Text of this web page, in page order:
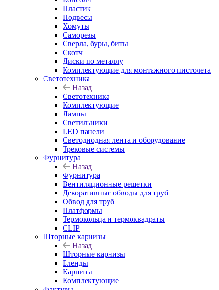
Пластик
Подвесы
Хомуты
Саморезы
Сверла, буры, биты
Скотч
Диски по металлу
Комплектующие для монтажного пистолета
Светотехника
Назад
Светотехника
Комплектующие
Лампы
Светильники
LED панели
Светодиодная лента и оборудование
Трековые системы
Фурнитура
Назад
Фурнитура
Вентиляционные решетки
Декоративные обводы для труб
Обвод для труб
Платформы
Термокольца и термоквадраты
CLIP
Шторные карнизы
Назад
Шторные карнизы
Бленды
Карнизы
Комплектующие